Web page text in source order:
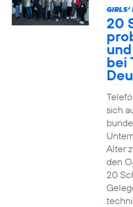
GIRLS‘
20
bei
sich
Alter
den O
20